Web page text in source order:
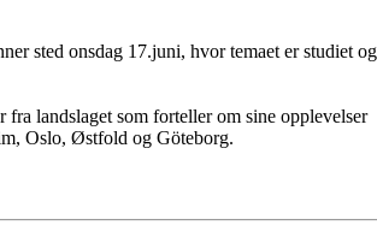
sted onsdag 17.juni, hvor temaet er studiet og
fra landslaget som forteller om sine opplevelser
Oslo, Østfold og Göteborg.